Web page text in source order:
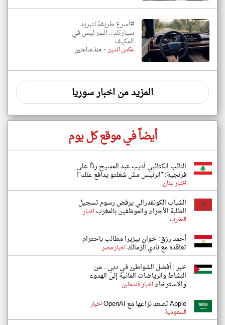
#أسرع طريقة لتبريد
سيارتك.. السر ليس في
المكيف
عكس السير-منذ ساعتين
المزيد من اخبار سوريا
أيضاً في موقع كل يوم
النائب الكتائبي أديب عبد المسيح ردًّا على
فرنجية: "الرئيس مش شغلتو يدافع عنّك"!
اخبار لبنان
الشباب الكونفدرالي يرفض رسوم تسجيل
الطلبة الأجراء والموظفين بالمغرباخبار
المغرب
أحمد رزق: خوان بيزيرا مطالب باحترام
تعاقده مع نادي الزمالكاخبار مصر
خبر : أفضل الشواطئ في دبي.. من
النشاط والرياضات المائية إلى الهدوء
والاسترخاءاخبار فلسطين
Apple تصعد نزاعها مع OpenAI اخبار
السعودية